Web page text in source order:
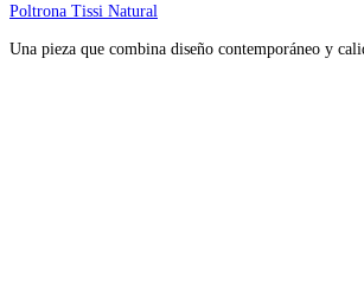
Poltrona Tissi Natural
Una pieza que combina diseño contemporáneo y